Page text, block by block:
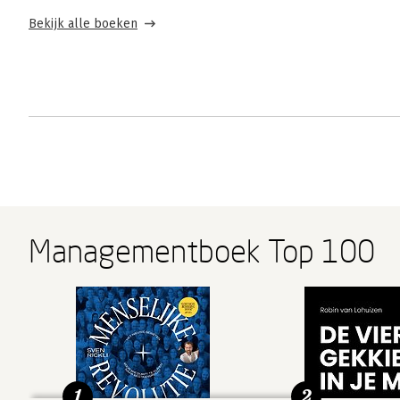
Bekijk alle boeken
Managementboek Top 100